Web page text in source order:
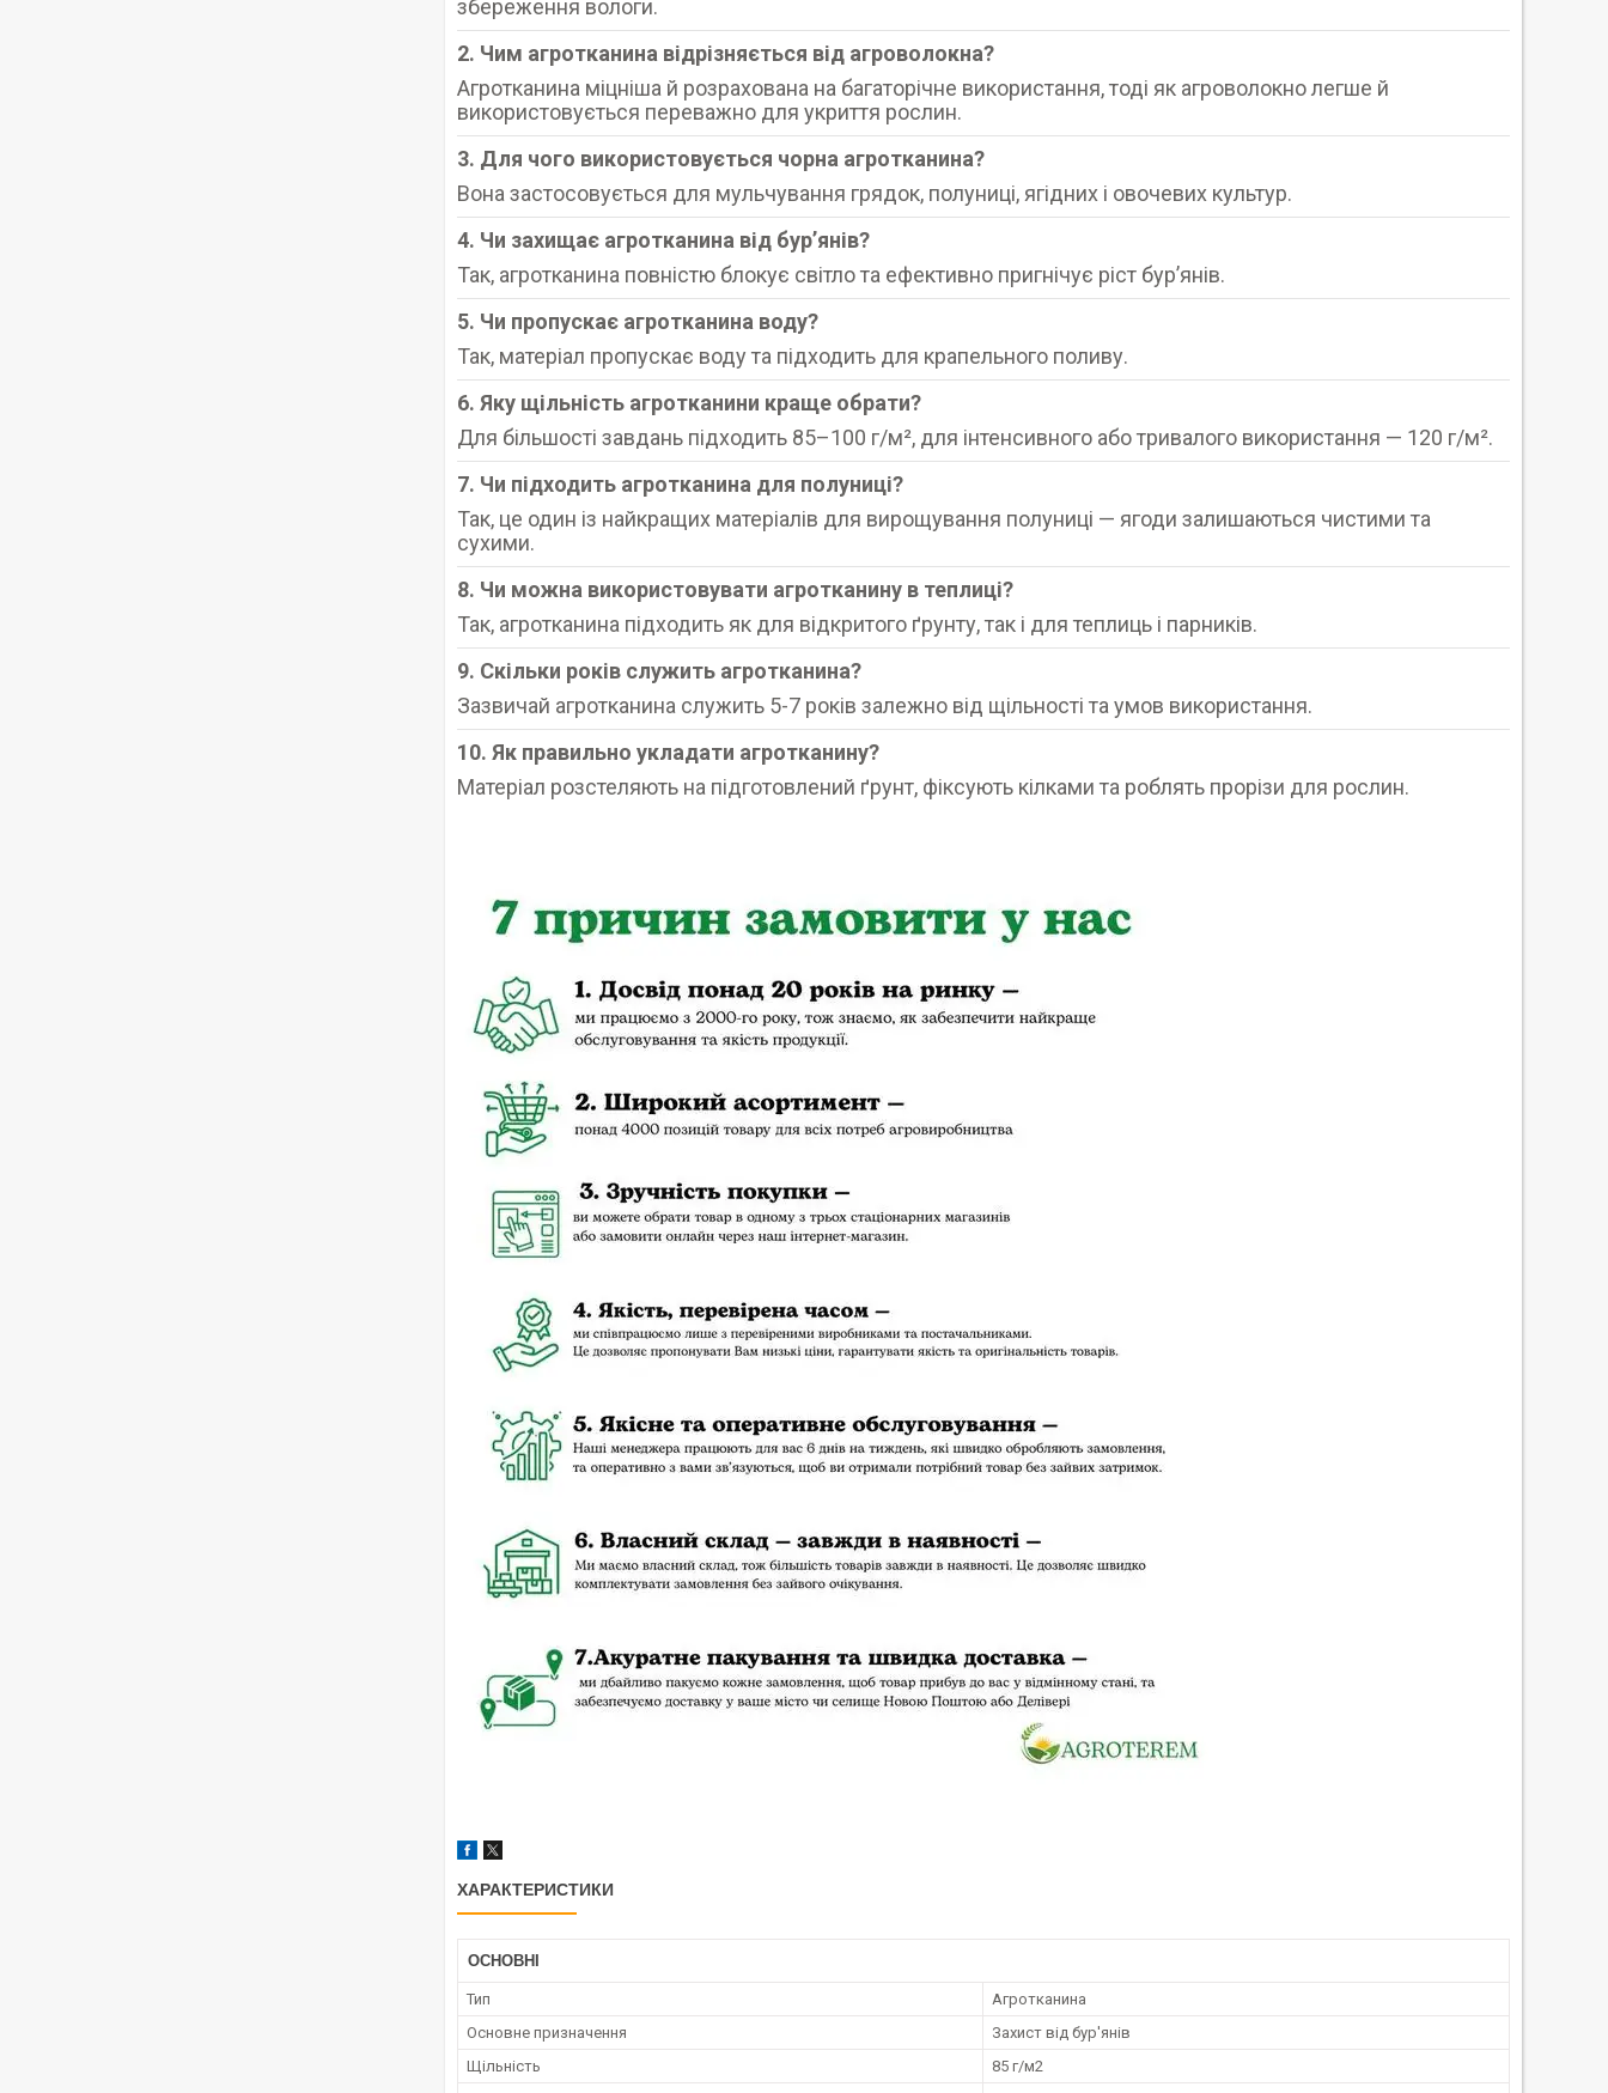
збереження вологи.
2. Чим агротканина відрізняється від агроволокна?
Агротканина міцніша й розрахована на багаторічне використання, тоді як агроволокно легше й
використовується переважно для укриття рослин.
3. Для чого використовується чорна агротканина?
Вона застосовується для мульчування грядок, полуниці, ягідних і овочевих культур.
4. Чи захищає агротканина від бурʼянів?
Так, агротканина повністю блокує світло та ефективно пригнічує ріст бурʼянів.
5. Чи пропускає агротканина воду?
Так, матеріал пропускає воду та підходить для крапельного поливу.
6. Яку щільність агротканини краще обрати?
Для більшості завдань підходить 85–100 г/м², для інтенсивного або тривалого використання — 120 г/м².
7. Чи підходить агротканина для полуниці?
Так, це один із найкращих матеріалів для вирощування полуниці — ягоди залишаються чистими та
сухими.
8. Чи можна використовувати агротканину в теплиці?
Так, агротканина підходить як для відкритого ґрунту, так і для теплиць і парників.
9. Скільки років служить агротканина?
Зазвичай агротканина служить 5-7 років залежно від щільності та умов використання.
10. Як правильно укладати агротканину?
Матеріал розстеляють на підготовлений ґрунт, фіксують кілками та роблять прорізи для рослин.
ХАРАКТЕРИСТИКИ
ОСНОВНІ
Тип
Агротканина
Основне призначення
Захист від бур'янів
Щільність
85 г/м2